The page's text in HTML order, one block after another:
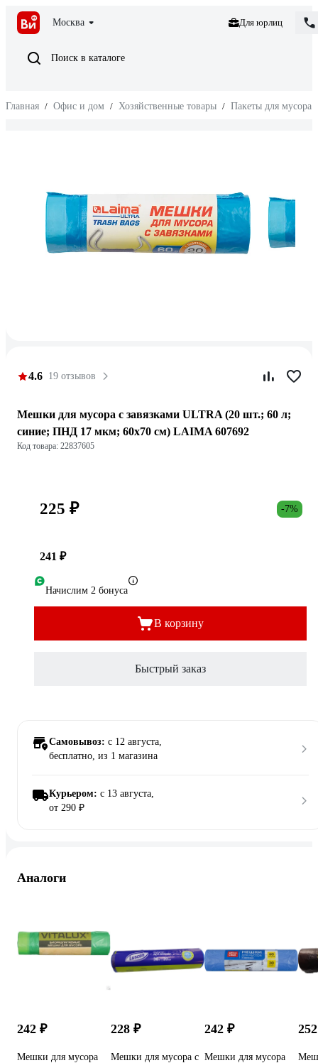
Москва Для юрлиц
Поиск в каталоге
Главная / Офис и дом / Хозяйственные товары / Пакеты для мусора
4.6 19 отзывов
Мешки для мусора с завязками ULTRA (20 шт.; 60 л;
синие; ПНД 17 мкм; 60x70 см) LAIMA 607692
Код товара: 22837605
225 ₽ -7%
241 ₽
Начислим 2 бонуса
В корзину
Быстрый заказ
Самовывоз: c 12 августа,
бесплатно, из 1 магазина
Курьером: c 13 августа,
от 290 ₽
Аналоги
242 ₽
Мешки для мусора
228 ₽
Мешки для мусора с
242 ₽
Мешки для мусора